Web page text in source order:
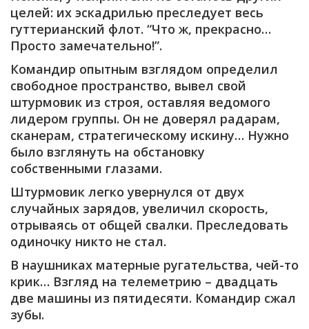
целей: их эскадрилью преследует весь
гуттерианский флот. “Что ж, прекрасно…
Просто замечательно!”.
Командир опытным взглядом определил
свободное пространство, вывел свой
штурмовик из строя, оставляя ведомого
лидером группы. Он не доверял радарам,
сканерам, стратегическому искину… Нужно
было взглянуть на обстановку
собственными глазами.
Штурмовик легко увернулся от двух
случайных зарядов, увеличил скорость,
отрываясь от общей свалки. Преследовать
одиночку никто не стал.
В наушниках матерные ругательства, чей-то
крик… Взгляд на телеметрию – двадцать
две машины из пятидесяти. Командир сжал
зубы.